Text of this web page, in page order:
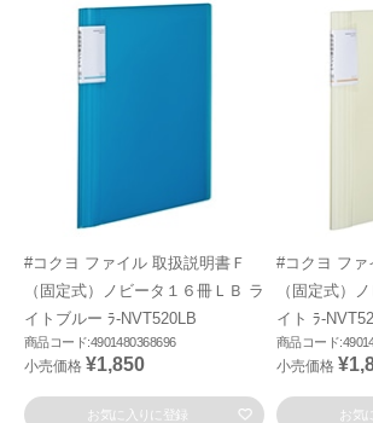
#コクヨ ファイル 取扱説明書Ｆ
（固定式）ノビータ１６冊ＬＢ ラ
イトブルー ﾗ-NVT520LB
商品コード:4901480368696
小売価格 ¥1,850
お気に入りに登録
#コクヨ ファ
（固定式）
イト ﾗ-
商品コード
小売価格
お気